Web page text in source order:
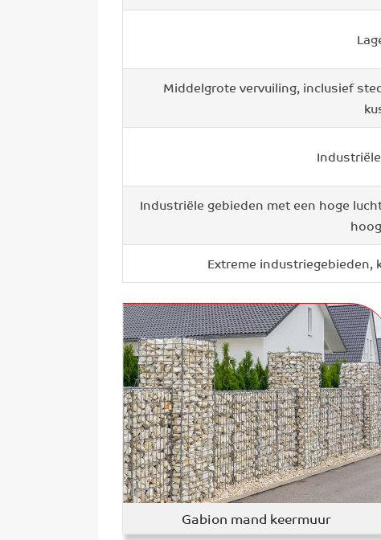
Middelgrote vervuiling, inclusief
Industriële gebieden met een hoge
Extreme
Gabion mand keermuur